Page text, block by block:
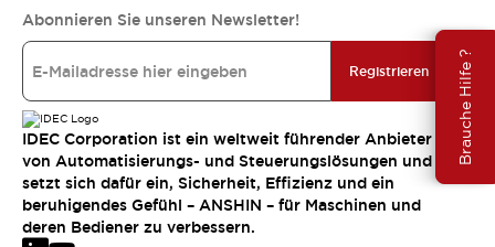
Brauche Hilfe ?
Abonnieren Sie unseren Newsletter!
Registrieren
IDEC Corporation ist ein weltweit führender Anbieter
von Automatisierungs- und Steuerungslösungen und
setzt sich dafür ein, Sicherheit, Effizienz und ein
beruhigendes Gefühl – ANSHIN – für Maschinen und
deren Bediener zu verbessern.